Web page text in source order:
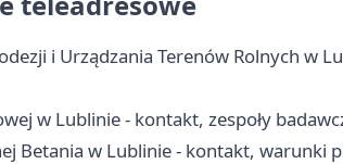
i Urządzania Terenów Rolnych w
w Lublinie - kontakt, zespoły
Betania w Lublinie - kontakt, warunki